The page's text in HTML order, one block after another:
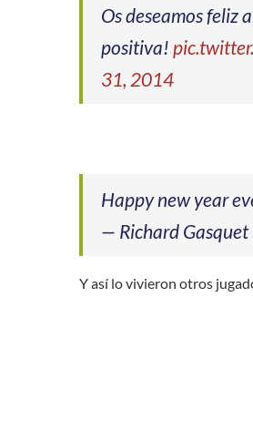
Os deseamos feliz
positiva!
31, 2014
Happy new year
— Richard
Y así lo vivieron otros